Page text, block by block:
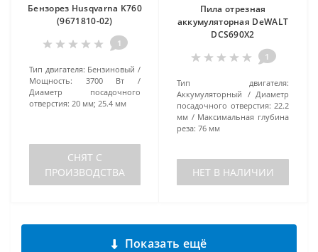
Бензорез Husqvarna K760
(9671810-02)
1
Тип двигателя: Бензиновый
Мощность:
3700 Вт
Диаметр посадочного
отверстия: 20 мм; 25.4 мм
СНЯТ С
ПРОИЗВОДСТВА
Пила отрезная
аккумуляторная DeWALT
DCS690X2
1
Тип двигателя:
Аккумуляторный
Диаметр
посадочного отверстия: 22.2
мм
Максимальная глубина
реза: 76 мм
НЕТ В НАЛИЧИИ
Показать ещё